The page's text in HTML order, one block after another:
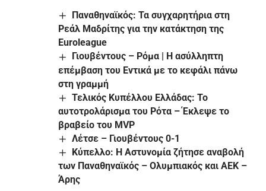
Παναθηναϊκός: Τα συγχαρητήρια στη
Ρεάλ Μαδρίτης για την κατάκτηση της
Euroleague
Γιουβέντους – Ρόμα | Η ασύλληπτη
επέμβαση του Εντικά με το κεφάλι πάνω
στη γραμμή
Τελικός Κυπέλλου Ελλάδας: Το
αυτοτρολάρισμα του Ρότα – Έκλεψε το
βραβείο του MVP
Λέτσε – Γιουβέντους 0-1
Κύπελλο: Η Αστυνομία ζήτησε αναβολή
των Παναθηναϊκός – Ολυμπιακός και ΑΕΚ –
Άρης